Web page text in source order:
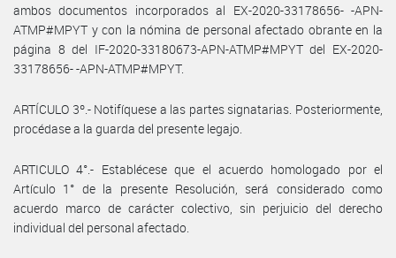
ambos documentos incorporados al EX-2020-33178656- -APN-
ATMP#MPYT y con la nómina de personal afectado obrante en la
página 8 del IF-2020-33180673-APN-ATMP#MPYT del EX-2020-
33178656- -APN-ATMP#MPYT.
ARTÍCULO 3º.- Notifíquese a las partes signatarias. Posteriormente,
procédase a la guarda del presente legajo.
ARTICULO 4°.- Establécese que el acuerdo homologado por el
Artículo 1° de la presente Resolución, será considerado como
acuerdo marco de carácter colectivo, sin perjuicio del derecho
individual del personal afectado.